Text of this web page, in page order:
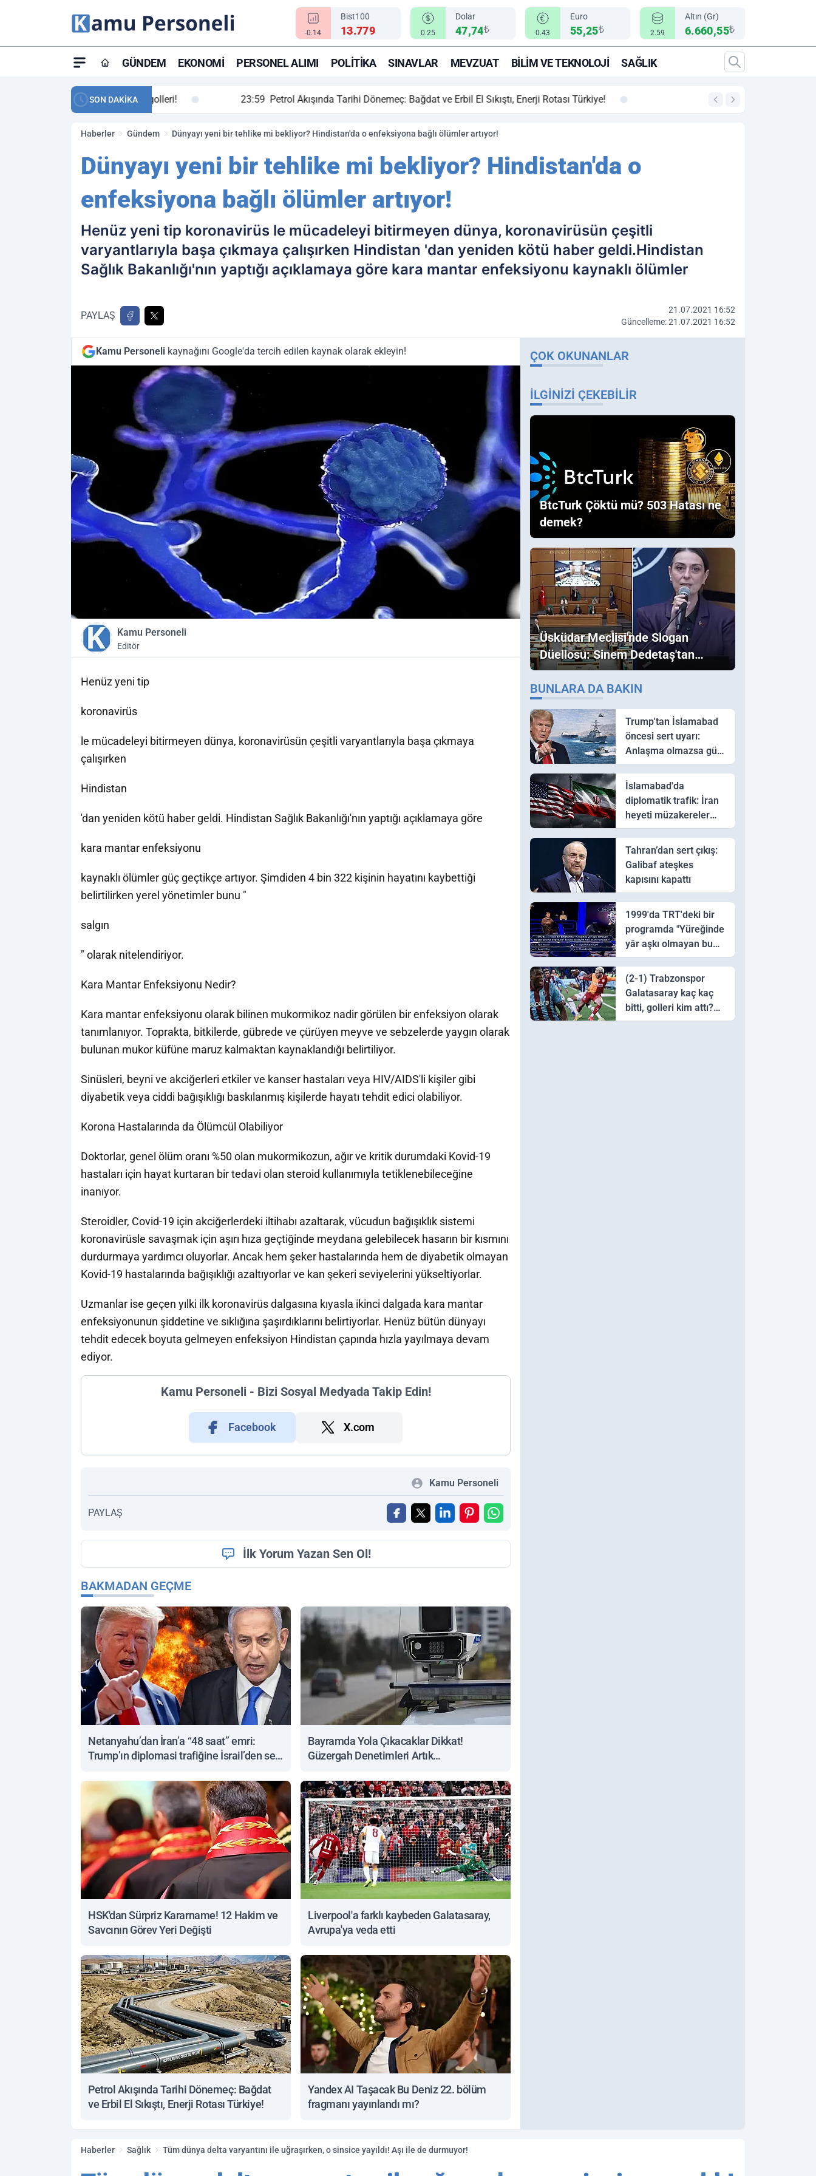
-0.14
Bist100
13.779 0.25
Dolar
47,74₺ 0.43
Euro
55,25₺ 2.59
Altın (Gr)
6.660,55₺
GÜNDEM EKONOMI PERSONEL ALIMI POLITIKA SINAVLAR MEVZUAT BILIM VE TEKNOLOJI SAĞLIK
SON DAKİKA
maç özeti ve golleri! 23:59 Petrol Akışında Tarihi Dönemeç: Bağdat ve Erbil El Sıkıştı, Enerji Rotası Türkiye! 00:12
Haberler Gündem Dünyayı yeni bir tehlike mi bekliyor? Hindistan'da o enfeksiyona bağlı ölümler artıyor!
Dünyayı yeni bir tehlike mi bekliyor? Hindistan'da o
enfeksiyona bağlı ölümler artıyor!
Henüz yeni tip koronavirüs le mücadeleyi bitirmeyen dünya, koronavirüsün çeşitli
varyantlarıyla başa çıkmaya çalışırken Hindistan 'dan yeniden kötü haber geldi.Hindistan
Sağlık Bakanlığı'nın yaptığı açıklamaya göre kara mantar enfeksiyonu kaynaklı ölümler
PAYLAŞ
21.07.2021 16:52
Güncelleme: 21.07.2021 16:52
Kamu Personeli kaynağını Google'da tercih edilen kaynak olarak ekleyin!
Kamu Personeli
Editör
Henüz yeni tip
koronavirüs
le mücadeleyi bitirmeyen dünya, koronavirüsün çeşitli varyantlarıyla başa çıkmaya
çalışırken
Hindistan
'dan yeniden kötü haber geldi. Hindistan Sağlık Bakanlığı'nın yaptığı açıklamaya göre
kara mantar enfeksiyonu
kaynaklı ölümler güç geçtikçe artıyor. Şimdiden 4 bin 322 kişinin hayatını kaybettiği
belirtilirken yerel yönetimler bunu "
salgın
" olarak nitelendiriyor.
Kara Mantar Enfeksiyonu Nedir?
Kara mantar enfeksiyonu olarak bilinen mukormikoz nadir görülen bir enfeksiyon olarak
tanımlanıyor. Toprakta, bitkilerde, gübrede ve çürüyen meyve ve sebzelerde yaygın olarak
bulunan mukor küfüne maruz kalmaktan kaynaklandığı belirtiliyor.
Sinüsleri, beyni ve akciğerleri etkiler ve kanser hastaları veya HIV/AIDS'li kişiler gibi
diyabetik veya ciddi bağışıklığı baskılanmış kişilerde hayatı tehdit edici olabiliyor.
Korona Hastalarında da Ölümcül Olabiliyor
Doktorlar, genel ölüm oranı %50 olan mukormikozun, ağır ve kritik durumdaki Kovid-19
hastaları için hayat kurtaran bir tedavi olan steroid kullanımıyla tetiklenebileceğine
inanıyor.
Steroidler, Covid-19 için akciğerlerdeki iltihabı azaltarak, vücudun bağışıklık sistemi
koronavirüsle savaşmak için aşırı hıza geçtiğinde meydana gelebilecek hasarın bir kısmını
durdurmaya yardımcı oluyorlar. Ancak hem şeker hastalarında hem de diyabetik olmayan
Kovid-19 hastalarında bağışıklığı azaltıyorlar ve kan şekeri seviyelerini yükseltiyorlar.
Uzmanlar ise geçen yılki ilk koronavirüs dalgasına kıyasla ikinci dalgada kara mantar
enfeksiyonunun şiddetine ve sıklığına şaşırdıklarını belirtiyorlar. Henüz bütün dünyayı
tehdit edecek boyuta gelmeyen enfeksiyon Hindistan çapında hızla yayılmaya devam
ediyor.
Kamu Personeli - Bizi Sosyal Medyada Takip Edin!
Facebook X.com
Kamu Personeli
PAYLAŞ
İlk Yorum Yazan Sen Ol!
BAKMADAN GEÇME
Netanyahu’dan İran’a “48 saat” emri:
Trump’ın diplomasi trafiğine İsrail’den sert
Bayramda Yola Çıkacaklar Dikkat!
Güzergah Denetimleri Artık
HSK'dan Sürpriz Kararname! 12 Hakim ve
Savcının Görev Yeri Değişti
Liverpool'a farklı kaybeden Galatasaray,
Avrupa'ya veda etti
Petrol Akışında Tarihi Dönemeç: Bağdat
ve Erbil El Sıkıştı, Enerji Rotası Türkiye!
Yandex AI Taşacak Bu Deniz 22. bölüm
fragmanı yayınlandı mı?
ÇOK OKUNANLAR
İLGINIZI ÇEKEBILIR
BtcTurk Çöktü mü? 503 Hatası ne
demek?
Üsküdar Meclisi'nde Slogan
Düellosu: Sinem Dedetaş'tan
Ezber Bozan "Erdoğan" ve
"İmamoğlu" Çıkışı!
BUNLARA DA BAKIN
Trump'tan İslamabad
öncesi sert uyarı:
Anlaşma olmazsa güç
kullanırız
İslamabad'da
diplomatik trafik: İran
heyeti müzakereler
için Pakistan'a ulaştı
Tahran’dan sert çıkış:
Galibaf ateşkes
kapısını kapattı
1999'da TRT'deki bir
programda "Yüreğinde
yâr aşkı olmayan bu
sazı çalarsa tingirdatır"
sözünü söyleyen halk
ozanı hangisidir?
(2-1) Trabzonspor
Galatasaray kaç kaç
bitti, golleri kim attı?
Trabzonspor
Haberler Sağlık Tüm dünya delta varyantını ile uğraşırken, o sinsice yayıldı! Aşı ile de durmuyor!